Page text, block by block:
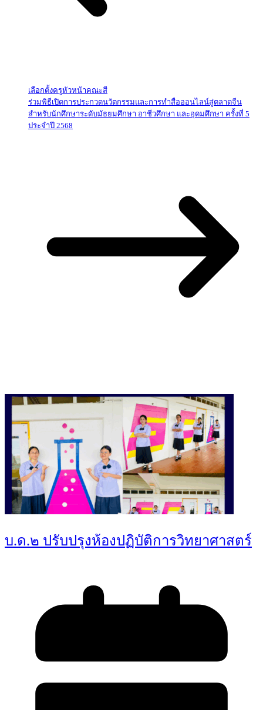
เลือกตั้งครูหัวหน้าคณะสี
ร่วมพิธีเปิดการประกวดนวัตกรรมและการทำสื่อออนไลน์สู่ตลาดจีน
สำหรับนักศึกษาระดับมัธยมศึกษา อาชีวศึกษา และอุดมศึกษา ครั้งที่ 5
ประจำปี 2568
บ.ด.๒ ปรับปรุงห้องปฏิบัติการวิทยาศาสตร์